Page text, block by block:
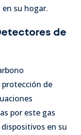
su hogar.
de
protección de
por este gas
en su